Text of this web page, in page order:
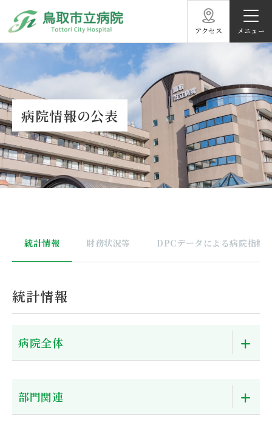
アクセス
病院情報の公表
統計情報 財務状況等 DPCデータによる病院指標
統計情報
病院全体
部門関連